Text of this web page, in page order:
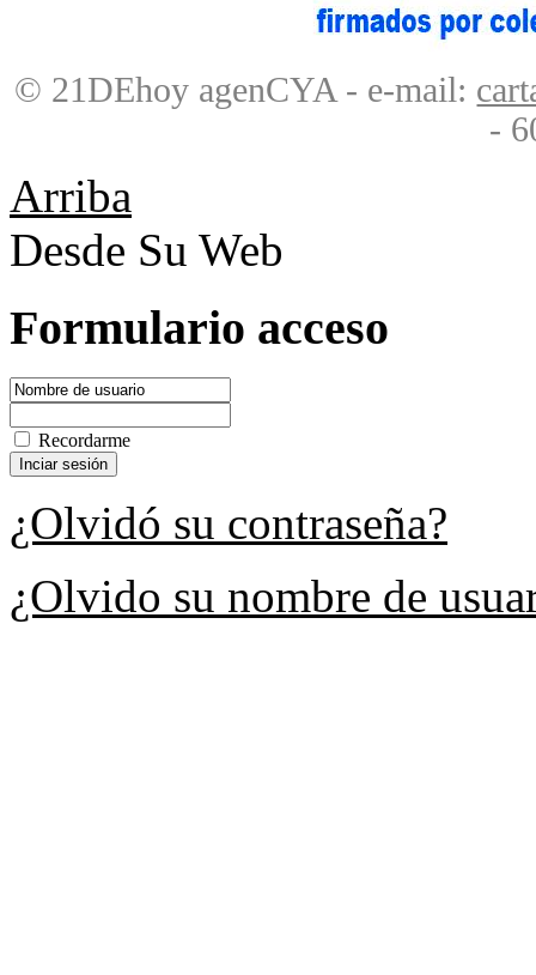
© 21DEhoy agenCYA - e-mail:
-
Arriba
Desde Su Web
Formulario acceso
Recordarme
¿Olvidó su contraseña?
¿Olvido su nombre de